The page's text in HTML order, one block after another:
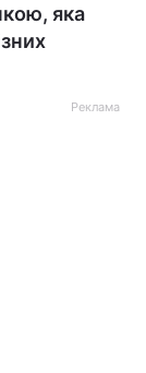
яка
Реклама